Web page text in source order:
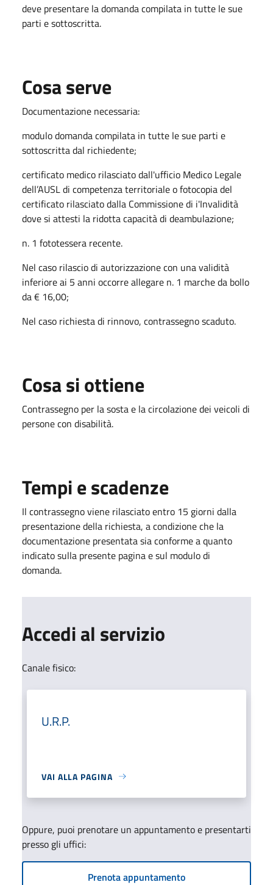
deve presentare la domanda compilata in tutte le sue
parti e sottoscritta.
Cosa serve
Documentazione necessaria:
modulo domanda compilata in tutte le sue parti e
sottoscritta dal richiedente;
certificato medico rilasciato dall'ufficio Medico Legale
dell’AUSL di competenza territoriale o fotocopia del
certificato rilasciato dalla Commissione di i'Invalidità
dove si attesti la ridotta capacità di deambulazione;
n. 1 fototessera recente.
Nel caso rilascio di autorizzazione con una validità
inferiore ai 5 anni occorre allegare n. 1 marche da bollo
da € 16,00;
Nel caso richiesta di rinnovo, contrassegno scaduto.
Cosa si ottiene
Contrassegno per la sosta e la circolazione dei veicoli di
persone con disabilità.
Tempi e scadenze
Il contrassegno viene rilasciato entro 15 giorni dalla
presentazione della richiesta, a condizione che la
documentazione presentata sia conforme a quanto
indicato sulla presente pagina e sul modulo di
domanda.
Accedi al servizio
Canale fisico:
U.R.P.
VAI ALLA PAGINA
Oppure, puoi prenotare un appuntamento e presentarti
presso gli uffici:
Prenota appuntamento